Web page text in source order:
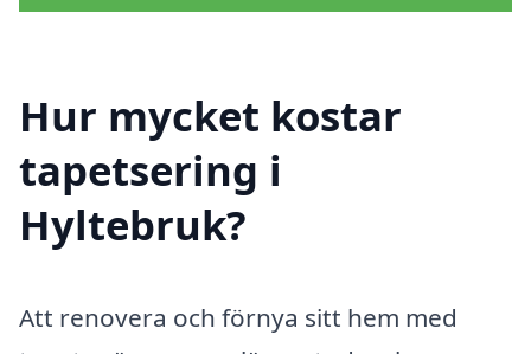
Hur mycket kostar
tapetsering i
Hyltebruk?
Att renovera och förnya sitt hem med